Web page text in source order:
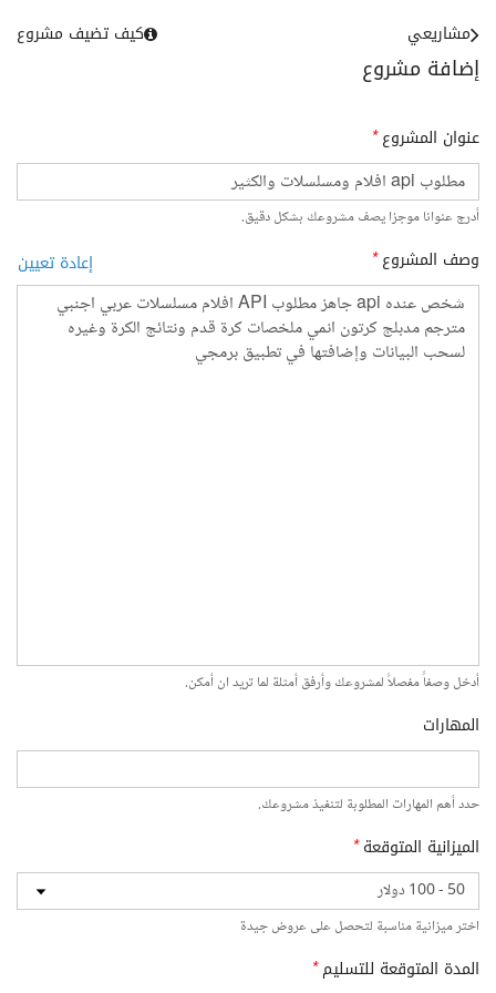
إضافة مشروع
مشاريعي كيف تضيف مشروع
عنوان المشروع*
أدرج عنوانا موجزا يصف مشروعك بشكل دقيق.
وصف المشروع* إعادة تعيين
أدخل وصفاً مفصلاً لمشروعك وأرفق أمثلة لما تريد ان أمكن.
المهارات
حدد أهم المهارات المطلوبة لتنفيذ مشروعك.
الميزانية المتوقعة*
اختر ميزانية مناسبة لتحصل على عروض جيدة
المدة المتوقعة للتسليم*